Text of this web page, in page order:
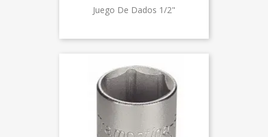
Juego De Dados 1/2"